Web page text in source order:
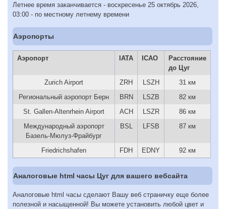
Летнее время заканчивается - воскресенье 25 октябрь 2026,
03:00 - по местному летнему времени
Аэропорты
Аэропорт IATA ICAO
Расстояние
до Цуг
Zurich Airport
ZRH LSZH
31 км
Региональный аэропорт Берн
BRN LSZB
82 км
St. Gallen-Altenrhein Airport
ACH LSZR
86 км
Международный аэропорт
Базель-Мюлуз-Фрайбург
BSL LFSB 87 км
Friedrichshafen FDH EDNY 92 км
Аналоговые html часы Цуг для вашего вебсайта
Аналоговые html часы сделают Вашу веб страничку еще более
полезной и насыщенной! Вы можете установить любой цвет и